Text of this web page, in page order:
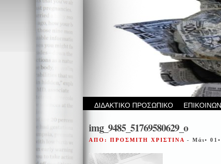
ΔΙΔΑΚΤΙΚΟ ΠΡΟΣΩΠΙΚΟ
img_9485_51769580629_o
ΑΠΟ: ΠΡΟΣΜΙΤΗ ΧΡΙΣΤΙΝΑ - Μάι•